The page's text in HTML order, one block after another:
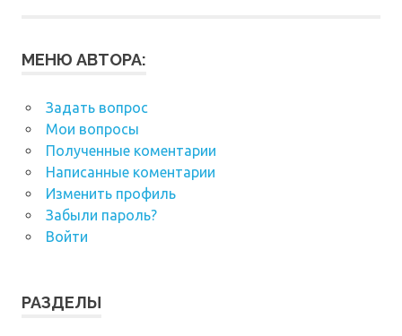
МЕНЮ АВТОРА:
Задать вопрос
Мои вопросы
Полученные коментарии
Написанные коментарии
Изменить профиль
Забыли пароль?
Войти
РАЗДЕЛЫ